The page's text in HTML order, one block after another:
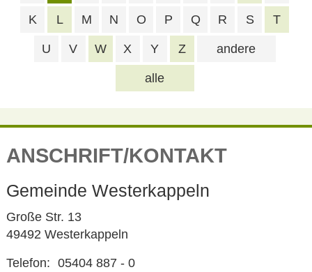
alle
K L M N O P Q R S T
U V W X Y Z andere
ANSCHRIFT/KONTAKT
Gemeinde Westerkappeln
Große Str. 13
49492 Westerkappeln
Telefon: 05404 887 - 0